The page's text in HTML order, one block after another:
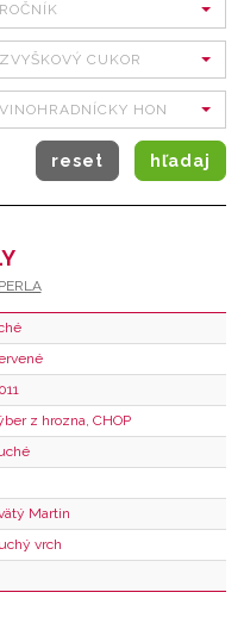
ROČNÍK
ZVYŠKOVÝ CUKOR
VINOHRADNÍCKY HON
z hrozna, CHOP
Martin
vrch